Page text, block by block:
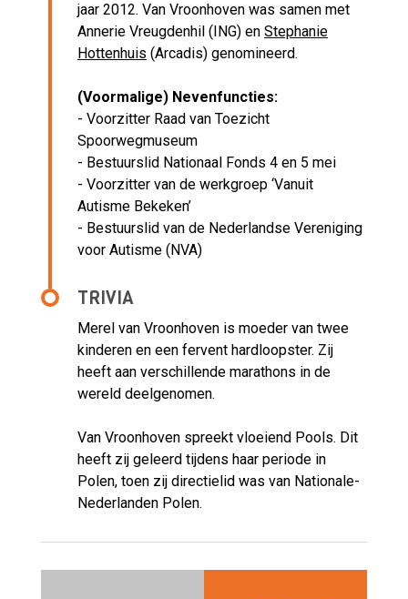
jaar 2012. Van Vroonhoven was samen met
Annerie Vreugdenhil (ING) en Stephanie
Hottenhuis (Arcadis) genomineerd.
(Voormalige) Nevenfuncties:
- Voorzitter Raad van Toezicht
Spoorwegmuseum
- Bestuurslid Nationaal Fonds 4 en 5 mei
- Voorzitter van de werkgroep ‘Vanuit
Autisme Bekeken’
- Bestuurslid van de Nederlandse Vereniging
voor Autisme (NVA)
TRIVIA
Merel van Vroonhoven is moeder van twee
kinderen en een fervent hardloopster. Zij
heeft aan verschillende marathons in de
wereld deelgenomen.
Van Vroonhoven spreekt vloeiend Pools. Dit
heeft zij geleerd tijdens haar periode in
Polen, toen zij directielid was van Nationale-
Nederlanden Polen.